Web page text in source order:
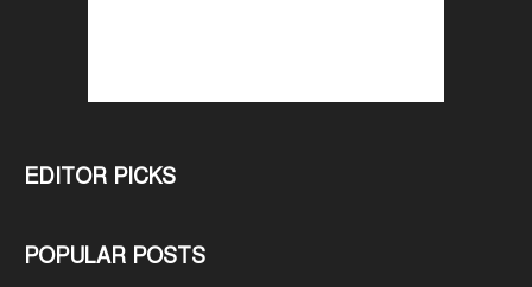
EDITOR PICKS
POPULAR POSTS